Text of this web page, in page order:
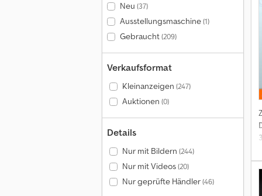
Neu (37)
Ausstellungsmaschine(1)
Gebraucht(209)
Verkaufsformat
Kleinanzeigen (247)
Auktionen (0)
Details
Nur mit Bildern (244)
Nur mit Videos(20)
Nur geprüfte Händler(46)
3